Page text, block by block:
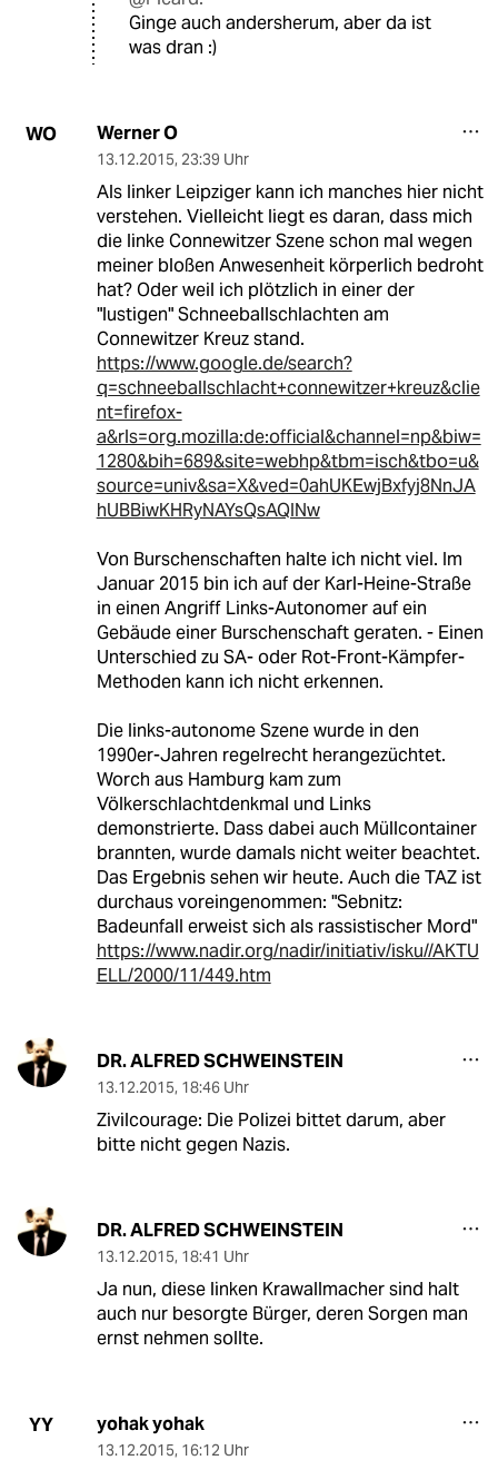
Ginge auch andersherum, aber da ist
was dran :)
WO Werner O
13.12.2015, 23:39 Uhr
Als linker Leipziger kann ich manches hier nicht
verstehen. Vielleicht liegt es daran, dass mich
die linke Connewitzer Szene schon mal wegen
meiner bloßen Anwesenheit körperlich bedroht
hat? Oder weil ich plötzlich in einer der
"lustigen" Schneeballschlachten am
Connewitzer Kreuz stand.
https://www.google.de/search?
q=schneeballschlacht+connewitzer+kreuz&clie
nt=firefox-
a&rls=org.mozilla:de:official&channel=np&biw=
1280&bih=689&site=webhp&tbm=isch&tbo=u&
source=univ&sa=X&ved=0ahUKEwjBxfyj8NnJA
hUBBiwKHRyNAYsQsAQINw
Von Burschenschaften halte ich nicht viel. Im
Januar 2015 bin ich auf der Karl-Heine-Straße
in einen Angriff Links-Autonomer auf ein
Gebäude einer Burschenschaft geraten. - Einen
Unterschied zu SA- oder Rot-Front-Kämpfer-
Methoden kann ich nicht erkennen.
Die links-autonome Szene wurde in den
1990er-Jahren regelrecht herangezüchtet.
Worch aus Hamburg kam zum
Völkerschlachtdenkmal und Links
demonstrierte. Dass dabei auch Müllcontainer
brannten, wurde damals nicht weiter beachtet.
Das Ergebnis sehen wir heute. Auch die TAZ ist
durchaus voreingenommen: "Sebnitz:
Badeunfall erweist sich als rassistischer Mord"
https://www.nadir.org/nadir/initiativ/isku//AKTU
ELL/2000/11/449.htm
DR. ALFRED SCHWEINSTEIN
13.12.2015, 18:46 Uhr
Zivilcourage: Die Polizei bittet darum, aber
bitte nicht gegen Nazis.
DR. ALFRED SCHWEINSTEIN
13.12.2015, 18:41 Uhr
Ja nun, diese linken Krawallmacher sind halt
auch nur besorgte Bürger, deren Sorgen man
ernst nehmen sollte.
YY yohak yohak
13.12.2015, 16:12 Uhr